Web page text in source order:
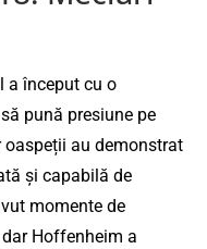
a început cu o
pună presiune pe
au demonstrat
și capabilă de
momente de
Hoffenheim a